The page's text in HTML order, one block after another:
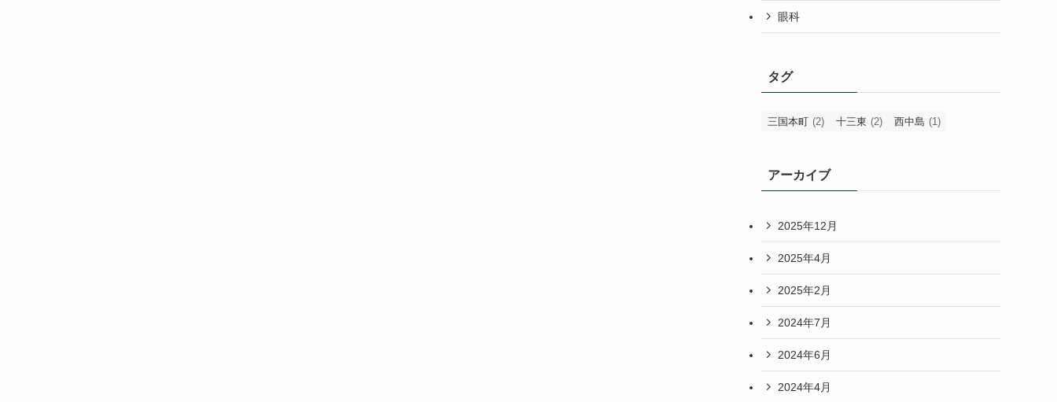
眼科
タグ
三国本町 (2) 十三東 (2) 西中島 (1)
アーカイブ
2025年12月
2025年4月
2025年2月
2024年7月
2024年6月
2024年4月